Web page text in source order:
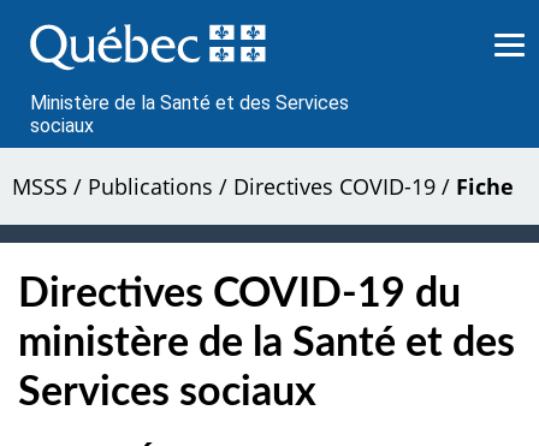
au
contenu
Ministère de la Santé et des Services
sociaux
MSSS / Publications / Directives COVID-19 / Fiche
Directives COVID-19 du
ministère de la Santé et des
Services sociaux